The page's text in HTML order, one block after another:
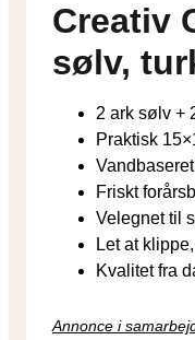
Creativ
sølv,
2 ark sølv +
Praktisk
Friskt
Velegnet til
Let at
Kvalitet fra
Annonce i